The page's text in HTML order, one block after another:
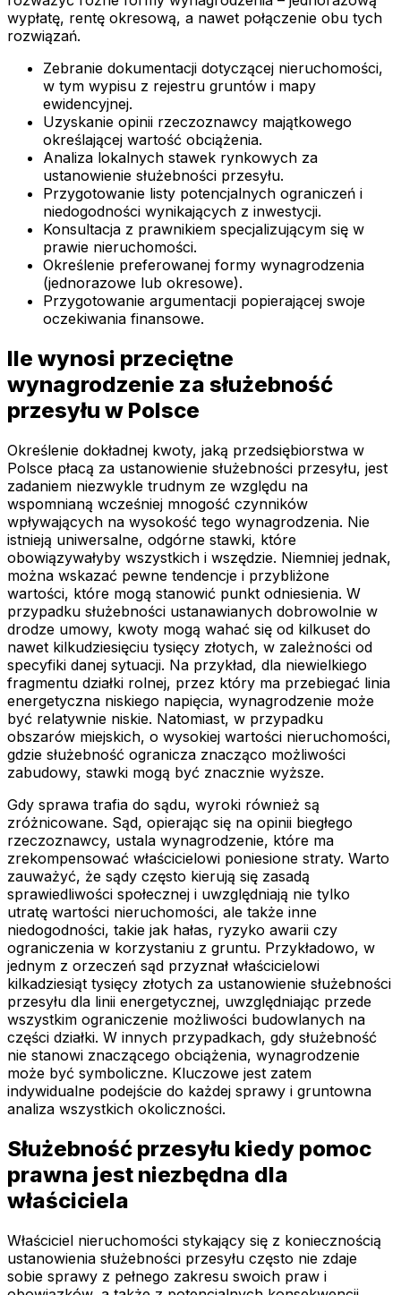
wypłatę, rentę okresową, a nawet połączenie obu tych
rozwiązań.
Zebranie dokumentacji dotyczącej nieruchomości,
w tym wypisu z rejestru gruntów i mapy
ewidencyjnej.
Uzyskanie opinii rzeczoznawcy majątkowego
określającej wartość obciążenia.
Analiza lokalnych stawek rynkowych za
ustanowienie służebności przesyłu.
Przygotowanie listy potencjalnych ograniczeń i
niedogodności wynikających z inwestycji.
Konsultacja z prawnikiem specjalizującym się w
prawie nieruchomości.
Określenie preferowanej formy wynagrodzenia
(jednorazowe lub okresowe).
Przygotowanie argumentacji popierającej swoje
oczekiwania finansowe.
Ile wynosi przeciętne
wynagrodzenie za służebność
przesyłu w Polsce
Określenie dokładnej kwoty, jaką przedsiębiorstwa w
Polsce płacą za ustanowienie służebności przesyłu, jest
zadaniem niezwykle trudnym ze względu na
wspomnianą wcześniej mnogość czynników
wpływających na wysokość tego wynagrodzenia. Nie
istnieją uniwersalne, odgórne stawki, które
obowiązywałyby wszystkich i wszędzie. Niemniej jednak,
można wskazać pewne tendencje i przybliżone
wartości, które mogą stanowić punkt odniesienia. W
przypadku służebności ustanawianych dobrowolnie w
drodze umowy, kwoty mogą wahać się od kilkuset do
nawet kilkudziesięciu tysięcy złotych, w zależności od
specyfiki danej sytuacji. Na przykład, dla niewielkiego
fragmentu działki rolnej, przez który ma przebiegać linia
energetyczna niskiego napięcia, wynagrodzenie może
być relatywnie niskie. Natomiast, w przypadku
obszarów miejskich, o wysokiej wartości nieruchomości,
gdzie służebność ogranicza znacząco możliwości
zabudowy, stawki mogą być znacznie wyższe.
Gdy sprawa trafia do sądu, wyroki również są
zróżnicowane. Sąd, opierając się na opinii biegłego
rzeczoznawcy, ustala wynagrodzenie, które ma
zrekompensować właścicielowi poniesione straty. Warto
zauważyć, że sądy często kierują się zasadą
sprawiedliwości społecznej i uwzględniają nie tylko
utratę wartości nieruchomości, ale także inne
niedogodności, takie jak hałas, ryzyko awarii czy
ograniczenia w korzystaniu z gruntu. Przykładowo, w
jednym z orzeczeń sąd przyznał właścicielowi
kilkadziesiąt tysięcy złotych za ustanowienie służebności
przesyłu dla linii energetycznej, uwzględniając przede
wszystkim ograniczenie możliwości budowlanych na
części działki. W innych przypadkach, gdy służebność
nie stanowi znaczącego obciążenia, wynagrodzenie
może być symboliczne. Kluczowe jest zatem
indywidualne podejście do każdej sprawy i gruntowna
analiza wszystkich okoliczności.
Służebność przesyłu kiedy pomoc
prawna jest niezbędna dla
właściciela
Właściciel nieruchomości stykający się z koniecznością
ustanowienia służebności przesyłu często nie zdaje
sobie sprawy z pełnego zakresu swoich praw i